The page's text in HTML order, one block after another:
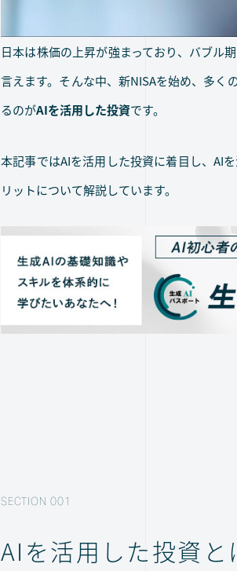
日本は株価の上昇が強まっており、バブル
言えます。そんな中、新NISAを始め、多く
るのがAIを活用した投資です。
本記事ではAIを活用した投資に着目し、AI
リットについて解説しています。
AIを活用した投資